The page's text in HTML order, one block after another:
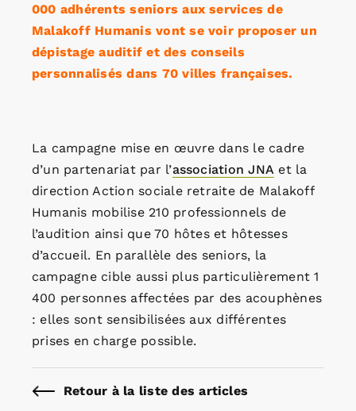
000 adhérents seniors aux services de
Malakoff Humanis vont se voir proposer un
dépistage auditif et des conseils
personnalisés dans 70 villes françaises.
La campagne mise en œuvre dans le cadre
d’un partenariat par l’association JNA et la
direction Action sociale retraite de Malakoff
Humanis mobilise 210 professionnels de
l’audition ainsi que 70 hôtes et hôtesses
d’accueil. En parallèle des seniors, la
campagne cible aussi plus particulièrement 1
400 personnes affectées par des acouphènes
: elles sont sensibilisées aux différentes
prises en charge possible.
Retour à la liste des articles